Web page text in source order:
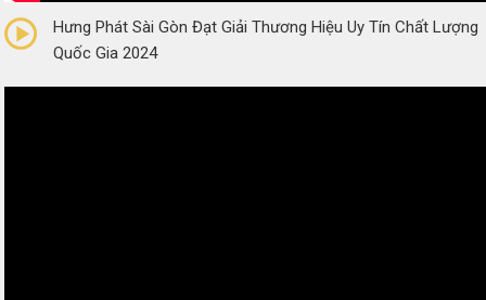
Hưng Phát Sài Gòn Đạt Giải Thương Hiệu Uy Tín Chất Lượng
Quốc Gia 2024